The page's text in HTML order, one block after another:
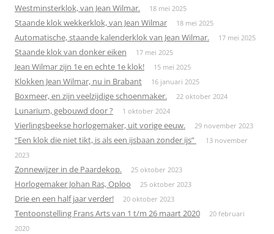
Westminsterklok, van Jean Wilmar. 18 mei 2025
Staande klok wekkerklok, van Jean Wilmar 18 mei 2025
Automatische, staande kalenderklok van Jean Wilmar. 17 mei 2025
Staande klok van donker eiken 17 mei 2025
Jean Wilmar zijn 1e en echte 1e klok! 15 mei 2025
Klokken Jean Wilmar, nu in Brabant 16 januari 2025
Boxmeer, en zijn veelzijdige schoenmaker. 22 oktober 2024
Lunarium, gebouwd door ? 1 oktober 2024
Vierlingsbeekse horlogemaker, uit vorige eeuw. 29 november 2023
“Een klok die niet tikt, is als een ijsbaan zonder ijs”
13 november
2023
Zonnewijzer in de Paardekop. 25 oktober 2023
Horlogemaker Johan Ras, Oploo 25 oktober 2023
Drie en een half jaar verder! 20 oktober 2023
Tentoonstelling Frans Arts van 1 t/m 26 maart 2020
20 februari
2020